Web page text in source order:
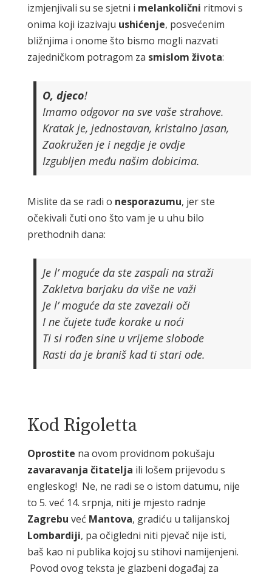
izmjenjivali su se sjetni i melankolični ritmovi s
onima koji izazivaju ushićenje, posvećenim
bližnjima i onome što bismo mogli nazvati
zajedničkom potragom za smislom života:
O, djeco!
Imamo odgovor na sve vaše strahove.
Kratak je, jednostavan, kristalno jasan,
Zaokružen je i negdje je ovdje
Izgubljen među našim dobicima.
Mislite da se radi o nesporazumu, jer ste
očekivali čuti ono što vam je u uhu bilo
prethodnih dana:
Je l’ moguće da ste zaspali na straži
Zakletva barjaku da više ne važi
Je l’ moguće da ste zavezali oči
I ne čujete tuđe korake u noći
Ti si rođen sine u vrijeme slobode
Rasti da je braniš kad ti stari ode.
Kod Rigoletta
Oprostite na ovom providnom pokušaju
zavaravanja čitatelja ili lošem prijevodu s
engleskog! Ne, ne radi se o istom datumu, nije
to 5. već 14. srpnja, niti je mjesto radnje
Zagrebu već Mantova, gradiću u talijanskoj
Lombardiji, pa očigledni niti pjevač nije isti,
baš kao ni publika kojoj su stihovi namijenjeni.
Povod ovog teksta je glazbeni događaj za